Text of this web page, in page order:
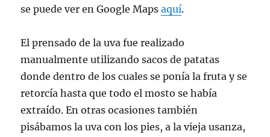
se puede ver en Google Mapsaquí.
El prensado de la uva fue realizado
manualmente utilizando sacos de patatas
donde dentro de los cuales se ponía la fruta y se
retorcía hasta que todo el mosto se había
extraído. En otras ocasiones también
pisábamos la uva con los pies, a la vieja usanza,